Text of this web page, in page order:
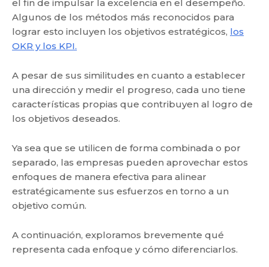
el fin de impulsar la excelencia en el desempeño.
Algunos de los métodos más reconocidos para
lograr esto incluyen los objetivos estratégicos, los
OKR y los KPI.
A pesar de sus similitudes en cuanto a establecer
una dirección y medir el progreso, cada uno tiene
características propias que contribuyen al logro de
los objetivos deseados.
Ya sea que se utilicen de forma combinada o por
separado, las empresas pueden aprovechar estos
enfoques de manera efectiva para alinear
estratégicamente sus esfuerzos en torno a un
objetivo común.
A continuación, exploramos brevemente qué
representa cada enfoque y cómo diferenciarlos.